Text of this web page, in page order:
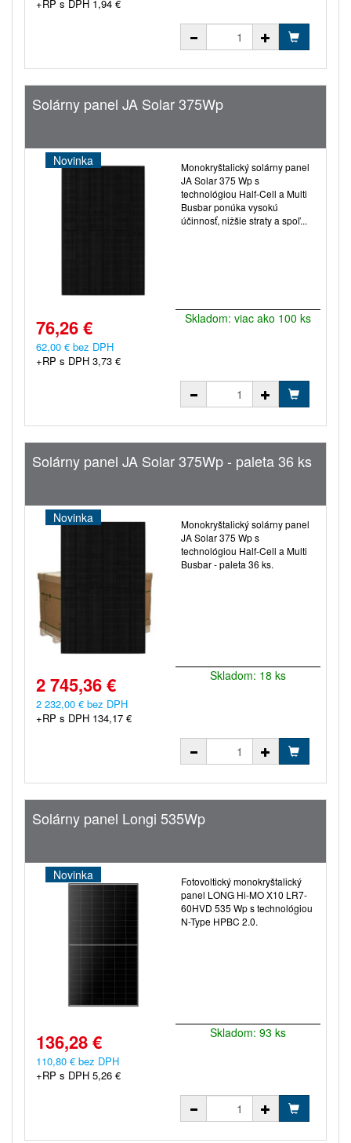
+RP s DPH 1,94 €
Solárny panel JA Solar 375Wp
Novinka
Monokryštalický solárny panel
JA Solar 375 Wp s
technológiou Half-Cell a Multi
Busbar ponúka vysokú
účinnosť, nižšie straty a spoľ...
76,26 €
62,00 € bez DPH
+RP s DPH 3,73 €
Skladom: viac ako 100 ks
Solárny panel JA Solar 375Wp - paleta 36 ks
Novinka
Monokryštalický solárny panel
JA Solar 375 Wp s
technológiou Half-Cell a Multi
Busbar - paleta 36 ks.
2 745,36 €
2 232,00 € bez DPH
+RP s DPH 134,17 €
Skladom: 18 ks
Solárny panel Longi 535Wp
Novinka
Fotovoltický monokryštalický
panel LONG Hi-MO X10 LR7-
60HVD 535 Wp s technológiou
N-Type HPBC 2.0.
136,28 €
110,80 € bez DPH
+RP s DPH 5,26 €
Skladom: 93 ks